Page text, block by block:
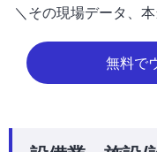
＼その現場データ、
無料で